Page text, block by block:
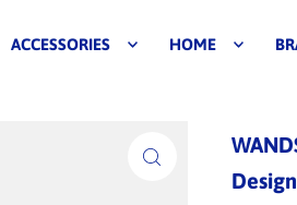
ACCESSORIES HOME